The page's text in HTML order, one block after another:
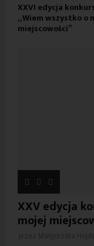
XXVI edycja
„Wiem wszystko o
miejscowości”
XXV edycja
mojej